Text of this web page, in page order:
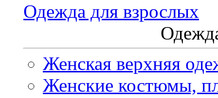
Одежда для взрослых
Женская верхняя
Женские костюмы,